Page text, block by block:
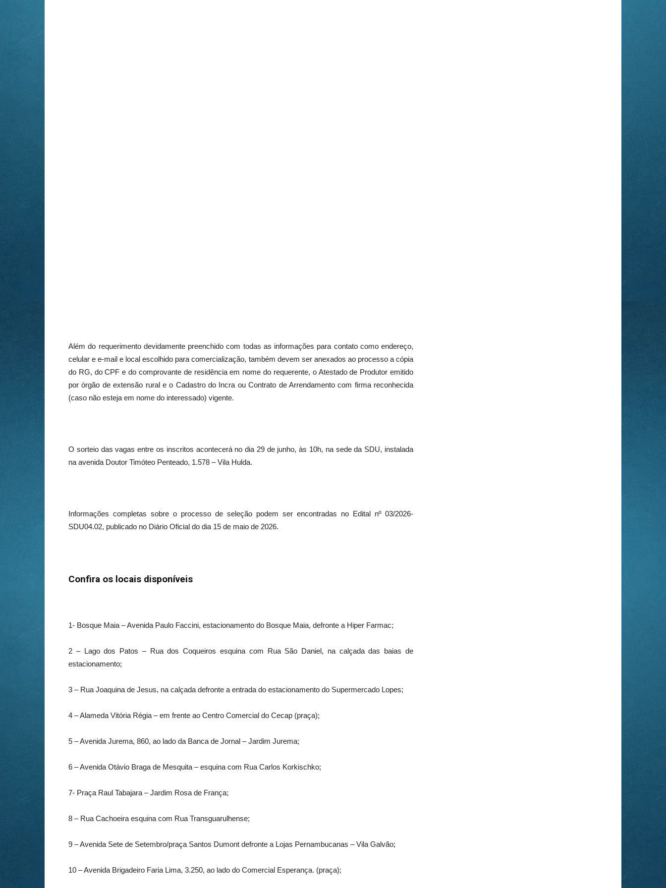
Além do requerimento devidamente preenchido com todas as informações para contato como endereço,
celular e e-mail e local escolhido para comercialização, também devem ser anexados ao processo a cópia
do RG, do CPF e do comprovante de residência em nome do requerente, o Atestado de Produtor emitido
por órgão de extensão rural e o Cadastro do Incra ou Contrato de Arrendamento com firma reconhecida
(caso não esteja em nome do interessado) vigente.
O sorteio das vagas entre os inscritos acontecerá no dia 29 de junho, às 10h, na sede da SDU, instalada
na avenida Doutor Timóteo Penteado, 1.578 – Vila Hulda.
Informações completas sobre o processo de seleção podem ser encontradas no Edital nº 03/2026-
SDU04.02, publicado no Diário Oficial do dia 15 de maio de 2026.
Confira os locais disponíveis
1- Bosque Maia – Avenida Paulo Faccini, estacionamento do Bosque Maia, defronte a Hiper Farmac;
2 – Lago dos Patos – Rua dos Coqueiros esquina com Rua São Daniel, na calçada das baias de
estacionamento;
3 – Rua Joaquina de Jesus, na calçada defronte a entrada do estacionamento do Supermercado Lopes;
4 – Alameda Vitória Régia – em frente ao Centro Comercial do Cecap (praça);
5 – Avenida Jurema, 860, ao lado da Banca de Jornal – Jardim Jurema;
6 – Avenida Otávio Braga de Mesquita – esquina com Rua Carlos Korkischko;
7- Praça Raul Tabajara – Jardim Rosa de França;
8 – Rua Cachoeira esquina com Rua Transguarulhense;
9 – Avenida Sete de Setembro/praça Santos Dumont defronte a Lojas Pernambucanas – Vila Galvão;
10 – Avenida Brigadeiro Faria Lima, 3.250, ao lado do Comercial Esperança. (praça);